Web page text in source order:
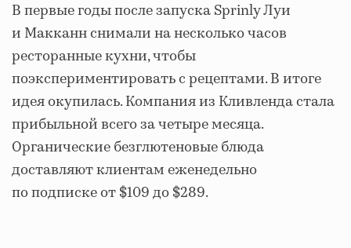
В первые годы после запуска Sprinly Луи
и Макканн снимали на несколько часов
ресторанные кухни, чтобы
поэкспериментировать с рецептами. В итоге
идея окупилась. Компания из Кливленда стала
прибыльной всего за четыре месяца.
Органические безглютеновые блюда
доставляют клиентам еженедельно
по подписке от $109 до $289.